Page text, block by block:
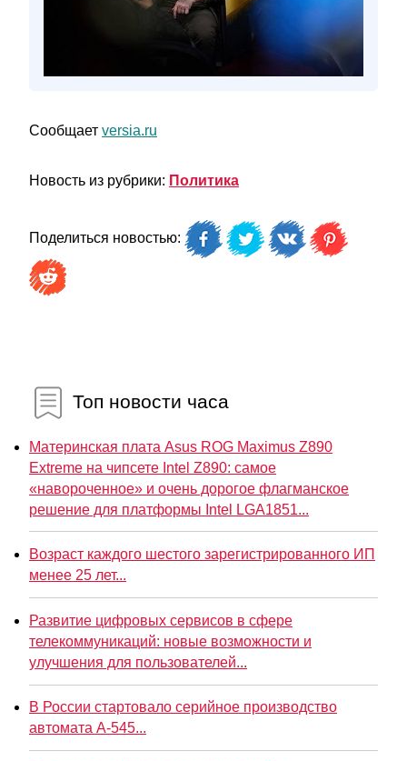
Сообщает versia.ru
Новость из рубрики: Политика
Поделиться новостью:
Топ новости часа
Материнская плата Asus ROG Maximus Z890
Extreme на чипсете Intel Z890: самое
«навороченное» и очень дорогое флагманское
решение для платформы Intel LGA1851...
Возраст каждого шестого зарегистрированного ИП
менее 25 лет...
Развитие цифровых сервисов в сфере
телекоммуникаций: новые возможности и
улучшения для пользователей...
В России стартовало серийное производство
автомата А-545...